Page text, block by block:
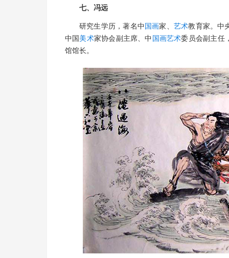
七、冯远
研究生学历，著名中国画家、 艺术教育家。中
中国美术家协会副主席、中 国画艺术委员会副主任
馆馆长。